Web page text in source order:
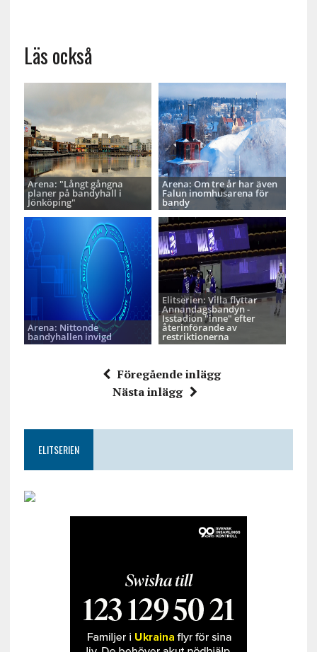
Läs också
Arena: "Långt gångna
planer på bandyhall i
Jönköping"
Arena: Om tre år har även
Falun inomhusarena för
bandy
Arena: Nittonde
bandyhallen invigd
Elitserien: Villa flyttar
Annandagsbandyn -
Isstadion "inne" efter
återinförande av
restriktionerna
Föregående inlägg
Nästa inlägg
ELITSERIEN